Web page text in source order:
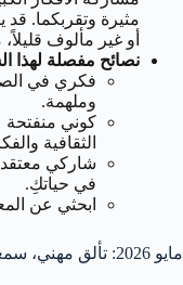
مثيرة وتقربكما.
أو غير مألوف
نصائح مفصلة لهذا
فكري في
وملهمة.
كوني منفتحة
الثقافية
شاركي
في حياتكِ.
ابحثي عن
مايو 2026: تألق مهني، سمعة، وتحقيق أهداف 🏆